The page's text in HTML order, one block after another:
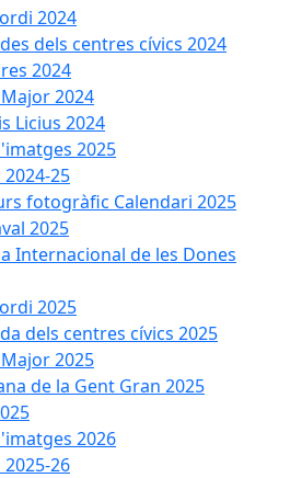
2024
dels centres cívics 2024
2024
2024
Licius 2024
2025
2024-25
fotogràfic Calendari 2025
2025
Internacional de les Dones
2025
dels centres cívics 2025
2025
de la Gent Gran 2025
2026
2025-26